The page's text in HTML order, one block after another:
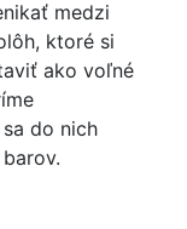
medzi
ktoré si
ako voľné
do nich